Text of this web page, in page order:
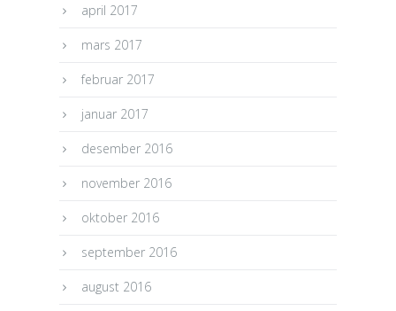
april 2017
mars 2017
februar 2017
januar 2017
desember 2016
november 2016
oktober 2016
september 2016
august 2016